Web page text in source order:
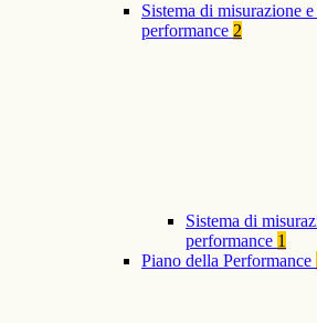
Sistema di misurazione
performance 2
Sistema di
performance 1
Piano della Performance